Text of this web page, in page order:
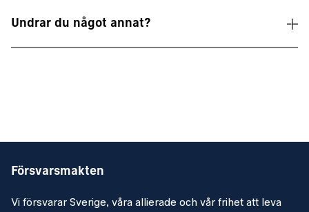
Undrar du något annat?
Försvarsmakten
Vi försvarar Sverige, våra allierade och vår frihet att leva